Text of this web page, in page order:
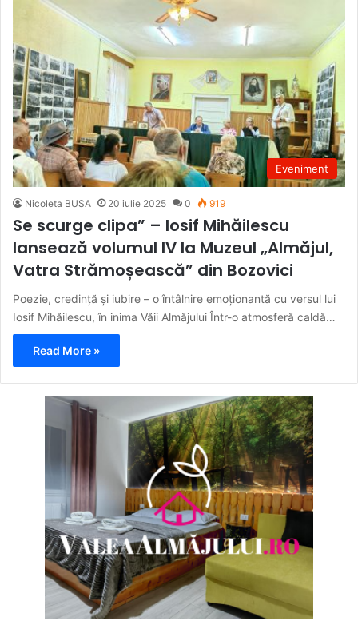
Eveniment
Nicoleta BUSA 20 iulie 2025 0 919
Se scurge clipa” – Iosif Mihăilescu
lansează volumul IV la Muzeul „Almăjul,
Vatra Strămoșească” din Bozovici
Poezie, credință și iubire – o întâlnire emoționantă cu versul lui
Iosif Mihăilescu, în inima Văii Almăjului Într-o atmosferă caldă…
Read More »